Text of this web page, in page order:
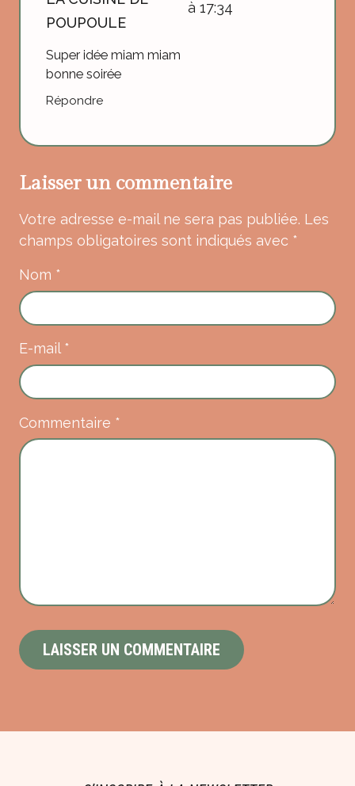
POUPOULE
à 17:34
Super idée miam miam
bonne soirée
Répondre
Laisser un commentaire
Votre adresse e-mail ne sera pas publiée. Les
champs obligatoires sont indiqués avec *
Commentaire *
Nom *
E-mail *